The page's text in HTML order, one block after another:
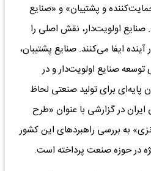
و پشتیبان» و «صنایع
اولویت‌‌‌دار، نقش اصلی را
ایفا می‌کنند. صنایع پشتیبان،
توسعه صنایع اولویت‌‌‌دار و در
پایه‌‌‌ای برای تولید صنعتی لحاظ
در گزارشی با عنوان «طرح
به بررسی راهبردهای این کشور
در حوزه صنعت پرداخته است.